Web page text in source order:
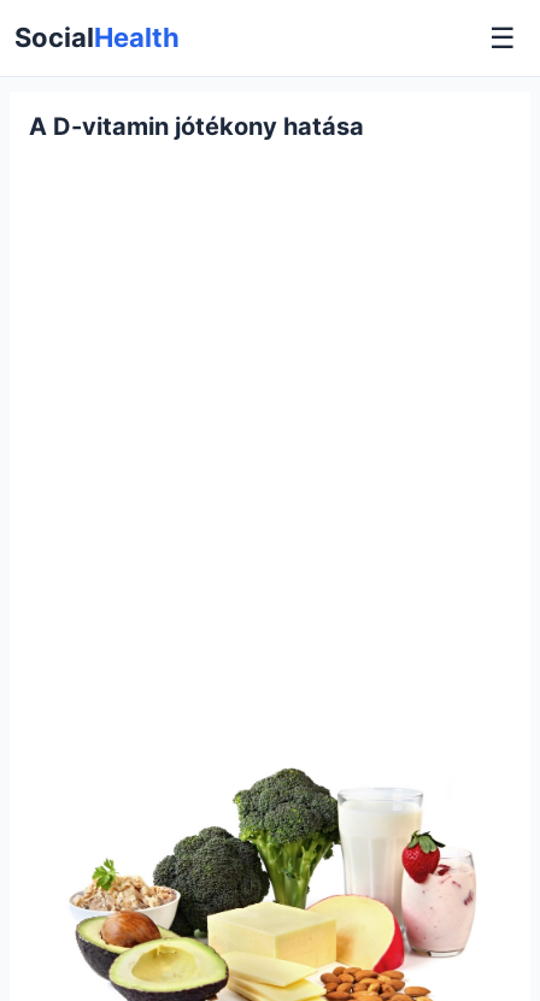
SocialHealth ☰
A D-vitamin jótékony hatása